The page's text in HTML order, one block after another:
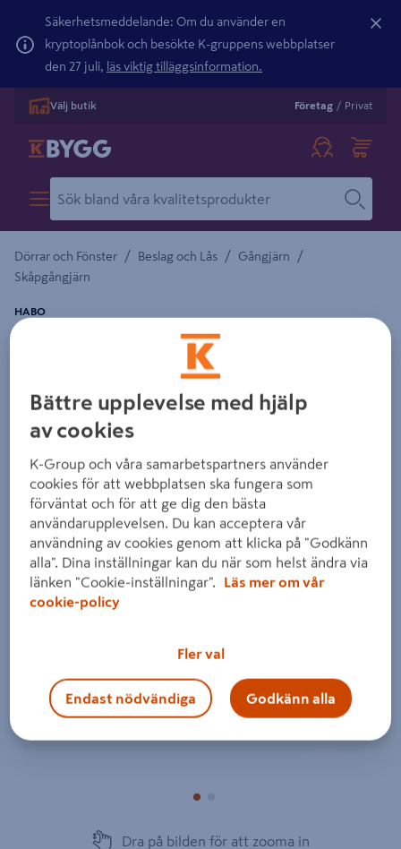
Säkerhetsmeddelande: Om du använder en
kryptoplånbok och besökte K-gruppens webbplatser
den 27 juli, läs viktig tilläggsinformation.
Välj butik Företag / Privat
Dörrar och Fönster / Beslag och Lås / Gångjärn /
Skåpgångjärn
GÅNGJÄRN 63X43MM GALV 2P 1502
HABO
Detaljerad beskrivning finns i produktbeskrivningsområdet
Föregående Nästa
Dra på bilden för att zooma in
Bättre upplevelse med hjälp
av cookies
K-Group och våra samarbetspartners använder
cookies för att webbplatsen ska fungera som
förväntat och för att ge dig den bästa
användarupplevelsen. Du kan acceptera vår
användning av cookies genom att klicka på "Godkänn
alla". Dina inställningar kan du när som helst ändra via
länken "Cookie-inställningar".
Läs mer om vår
cookie-policy
Fler val
Endast nödvändiga Godkänn alla